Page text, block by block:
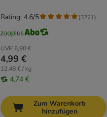
UVP 6,90 €
4,99 €
12,48 € / kg
4,74 €
Rating: 4.6/5 (3221)
Zum Warenkorb
hinzufügen